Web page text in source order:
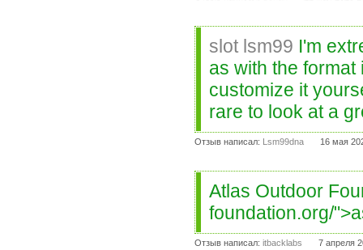
slot lsm99 I'm
as with the
customize it
rare to look at a
Отзыв написал: Lsm99dna 16 мая
Atlas Outdoor
foundation.org/
Отзыв написал: itbacklabs 7 апреля